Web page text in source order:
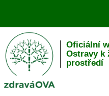
Oficiální
Ostravy k
prostředí